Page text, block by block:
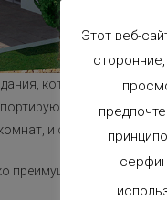
которые строятся
на
и они соединяются
преимуществ по
Этот веб-